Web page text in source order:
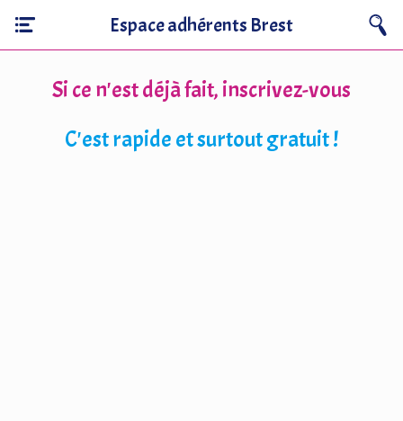
Espace adhérents Brest
Si ce n'est déjà fait, inscrivez-vous
C'est rapide et surtout gratuit !